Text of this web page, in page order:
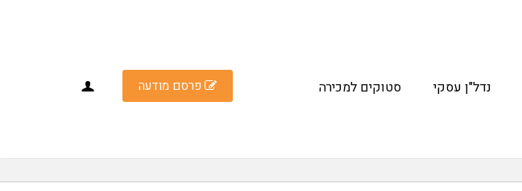
נדל"ן עסקי סטוקים למכירה פרסם מודעה